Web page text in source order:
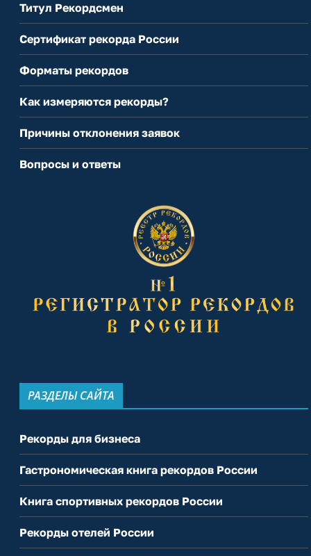
Титул Рекордсмен
Сертификат рекорда России
Форматы рекордов
Как измеряются рекорды?
Причины отклонения заявок
Вопросы и ответы
РАЗДЕЛЫ САЙТА
Рекорды для бизнеса
Гастрономическая книга рекордов России
Книга спортивных рекордов России
Рекорды отелей России